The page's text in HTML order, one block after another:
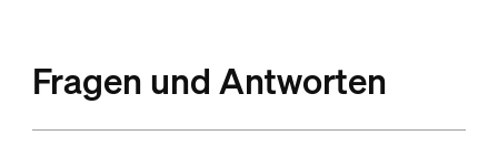
Fragen und Antworten